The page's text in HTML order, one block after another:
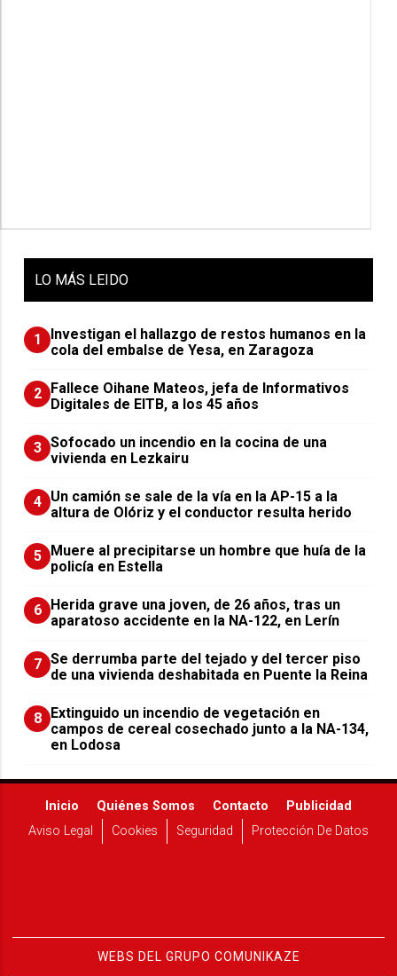
LO MÁS LEIDO
1
Investigan el hallazgo de restos humanos en la
cola del embalse de Yesa, en Zaragoza
2
Fallece Oihane Mateos, jefa de Informativos
Digitales de EITB, a los 45 años
3 Sofocado un incendio en la cocina de una
vivienda en Lezkairu
4 Un camión se sale de la vía en la AP-15 a la
altura de Olóriz y el conductor resulta herido
5
Muere al precipitarse un hombre que huía de la
policía en Estella
6
Herida grave una joven, de 26 años, tras un
aparatoso accidente en la NA-122, en Lerín
7 Se derrumba parte del tejado y del tercer piso
de una vivienda deshabitada en Puente la Reina
8
Extinguido un incendio de vegetación en
campos de cereal cosechado junto a la NA-134,
en Lodosa
Inicio Quiénes Somos Contacto
Publicidad
Aviso Legal
Cookies Seguridad Protección De Datos
WEBS DEL GRUPO COMUNIKAZE